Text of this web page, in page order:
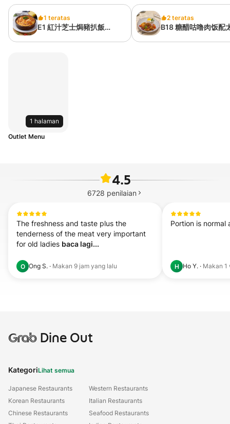
1 teratas
E1 紅汁芝士焗豬扒飯
2 teratas
B18 糖醋咕噜肉饭配
1 halaman
Outlet Menu
4.5
6728 penilaian
The freshness and taste plus the
tenderness of the meat very important
for old ladies baca lagi...
O Ong S. · Makan 9 jam yang lalu
Portion is normal
H Ho Y. · Makan 1
GrabDine Out
KategoriLihat semua
Japanese Restaurants
Korean Restaurants
Chinese Restaurants
Western Restaurants
Italian Restaurants
Seafood Restaurants